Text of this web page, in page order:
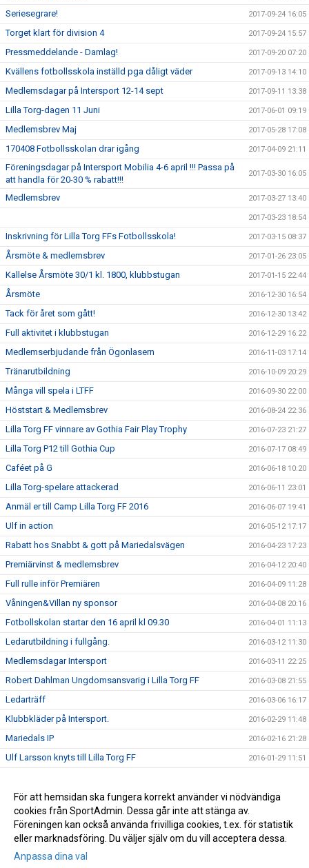
Seriesegrare! 2017-09-24 16:05
Torget klart för division 4 2017-09-24 15:57
Pressmeddelande - Damlag! 2017-09-20 07:20
Kvällens fotbollsskola inställd pga dåligt väder 2017-09-13 14:10
Medlemsdagar på Intersport 12-14 sept 2017-09-11 13:38
Lilla Torg-dagen 11 Juni 2017-06-01 09:19
Medlemsbrev Maj 2017-05-28 17:08
170408 Fotbollsskolan drar igång 2017-04-09 21:11
Föreningsdagar på Intersport Mobilia 4-6 april !!! Passa på
att handla för 20-30 % rabatt!!!
2017-03-30 16:05
Medlemsbrev 2017-03-27 13:40
2017-03-23 18:54
Inskrivning för Lilla Torg FFs Fotbollsskola! 2017-03-15 08:37
Årsmöte & medlemsbrev 2017-01-26 23:05
Kallelse Årsmöte 30/1 kl. 1800, klubbstugan 2017-01-15 22:44
Årsmöte 2016-12-30 16:54
Tack för året som gått! 2016-12-30 13:42
Full aktivitet i klubbstugan 2016-12-29 16:22
Medlemserbjudande från Ögonlasern 2016-11-03 17:14
Tränarutbildning 2016-10-09 20:29
Många vill spela i LTFF 2016-09-30 22:00
Höststart & Medlemsbrev 2016-08-24 22:36
Lilla Torg FF vinnare av Gothia Fair Play Trophy 2016-07-23 21:27
Lilla Torg P12 till Gothia Cup 2016-07-17 08:49
Caféet på G 2016-06-18 10:20
Lilla Torg-spelare attackerad 2016-06-11 23:01
Anmäl er till Camp Lilla Torg FF 2016 2016-06-07 19:41
Ulf in action 2016-05-12 17:17
Rabatt hos Snabbt & gott på Mariedalsvägen 2016-04-23 17:23
Premiärvinst & medlemsbrev 2016-04-12 20:40
Full rulle inför Premiären 2016-04-09 11:28
Våningen&Villan ny sponsor 2016-04-08 20:16
Fotbollskolan startar den 16 april kl 09.30 2016-04-01 11:13
Ledarutbildning i fullgång. 2016-03-12 11:30
Medlemsdagar Intersport 2016-03-11 22:25
Robert Dahlman Ungdomsansvarig i Lilla Torg FF 2016-03-08 21:55
Ledarträff 2016-03-06 16:17
Klubbkläder på Intersport. 2016-02-29 11:48
Mariedals IP 2016-02-16 21:28
Ulf Larsson knyts till Lilla Torg FF 2016-01-29 11:51
Kallelse till Årsmöte 2016-01-14 21:28
Ledarträff 2016-01-12 10:20
För att hemsidan ska fungera korrekt använder vi nödvändiga
cookies från SportAdmin. Dessa går inte att stänga av.
Föreningen kan också använda frivilliga cookies, t.ex. för statistik
eller marknadsföring. Du väljer själv om du vill acceptera dessa.
Anpassa dina val